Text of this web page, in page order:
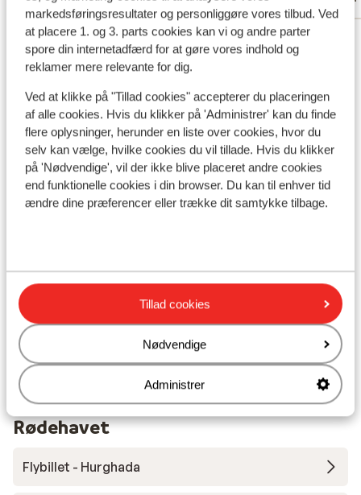
markedsføringsresultater og personliggøre vores tilbud. Ved
at placere 1. og 3. parts cookies kan vi og andre parter
spore din internetadfærd for at gøre vores indhold og
reklamer mere relevante for dig.
Ved at klikke på "Tillad cookies" accepterer du placeringen
af alle cookies. Hvis du klikker på 'Administrer' kan du finde
flere oplysninger, herunder en liste over cookies, hvor du
selv kan vælge, hvilke cookies du vil tillade. Hvis du klikker
på 'Nødvendige', vil der ikke blive placeret andre cookies
end funktionelle cookies i din browser. Du kan til enhver tid
ændre dine præferencer eller trække dit samtykke tilbage.
Tillad cookies
Nødvendige
Administrer
Se alle 238 anmeldelser
Lokation
Se på kort
Ved stranden
hurghada: ca. 35 kilometer
Afstand til lufthavn ca. 25 kilometer
Afstand til nærmeste kiosk ca. 15 kilometer
Andre overnatningssteder i
Rødehavet
Flybillet - Hurghada